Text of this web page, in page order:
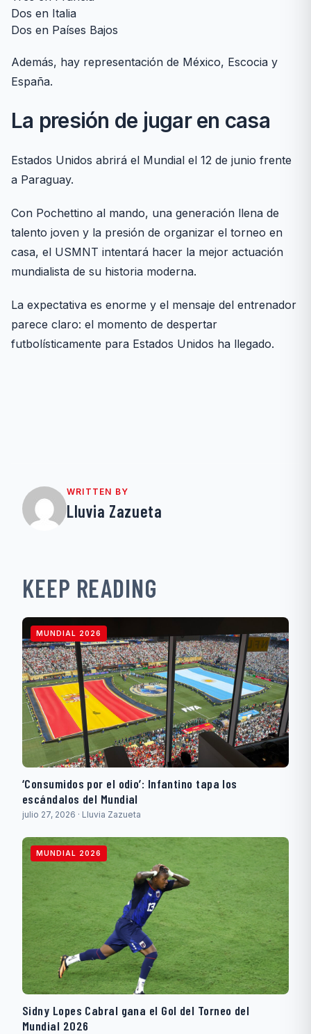
Dos en Italia
Dos en Países Bajos
Además, hay representación de México, Escocia y
España.
La presión de jugar en casa
Estados Unidos abrirá el Mundial el 12 de junio frente
a Paraguay.
Con Pochettino al mando, una generación llena de
talento joven y la presión de organizar el torneo en
casa, el USMNT intentará hacer la mejor actuación
mundialista de su historia moderna.
La expectativa es enorme y el mensaje del entrenador
parece claro: el momento de despertar
futbolísticamente para Estados Unidos ha llegado.
WRITTEN BY
Lluvia Zazueta
KEEP READING
MUNDIAL 2026
‘Consumidos por el odio’: Infantino tapa los
escándalos del Mundial
julio 27, 2026 · Lluvia Zazueta
MUNDIAL 2026
Sidny Lopes Cabral gana el Gol del Torneo del
Mundial 2026